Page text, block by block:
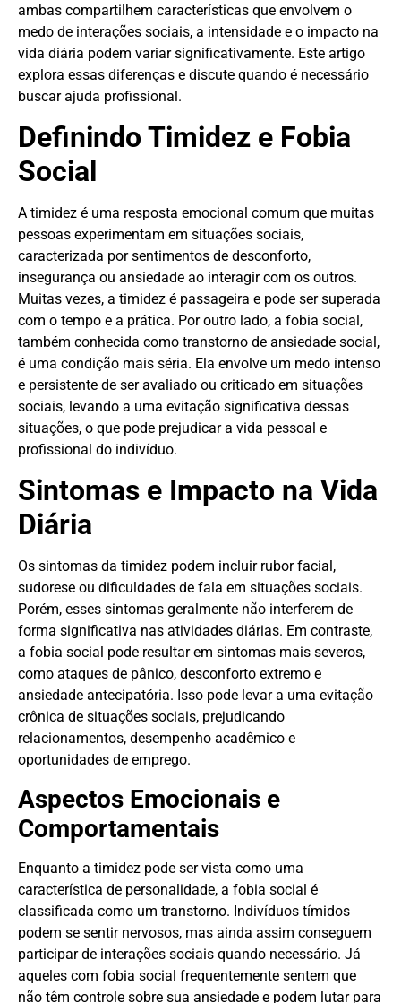
ambas compartilhem características que envolvem o
medo de interações sociais, a intensidade e o impacto na
vida diária podem variar significativamente. Este artigo
explora essas diferenças e discute quando é necessário
buscar ajuda profissional.
Definindo Timidez e Fobia
Social
A timidez é uma resposta emocional comum que muitas
pessoas experimentam em situações sociais,
caracterizada por sentimentos de desconforto,
insegurança ou ansiedade ao interagir com os outros.
Muitas vezes, a timidez é passageira e pode ser superada
com o tempo e a prática. Por outro lado, a fobia social,
também conhecida como transtorno de ansiedade social,
é uma condição mais séria. Ela envolve um medo intenso
e persistente de ser avaliado ou criticado em situações
sociais, levando a uma evitação significativa dessas
situações, o que pode prejudicar a vida pessoal e
profissional do indivíduo.
Sintomas e Impacto na Vida
Diária
Os sintomas da timidez podem incluir rubor facial,
sudorese ou dificuldades de fala em situações sociais.
Porém, esses sintomas geralmente não interferem de
forma significativa nas atividades diárias. Em contraste,
a fobia social pode resultar em sintomas mais severos,
como ataques de pânico, desconforto extremo e
ansiedade antecipatória. Isso pode levar a uma evitação
crônica de situações sociais, prejudicando
relacionamentos, desempenho acadêmico e
oportunidades de emprego.
Aspectos Emocionais e
Comportamentais
Enquanto a timidez pode ser vista como uma
característica de personalidade, a fobia social é
classificada como um transtorno. Indivíduos tímidos
podem se sentir nervosos, mas ainda assim conseguem
participar de interações sociais quando necessário. Já
aqueles com fobia social frequentemente sentem que
não têm controle sobre sua ansiedade e podem lutar para